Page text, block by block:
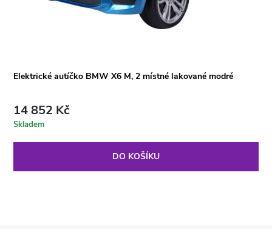
Elektrické autíčko BMW X6 M, 2 místné lakované modré
14 852 Kč
Skladem
DO KOŠÍKU